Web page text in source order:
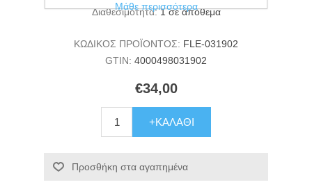
Διαθεσιμότητα: 1 σε απόθεμα
ΚΩΔΙΚΟΣ ΠΡΟΪΟΝΤΟΣ: FLE-031902
GTIN: 4000498031902
€34,00
+ΚΑΛΆΘΙ
Προσθήκη στα αγαπημένα
Μάθε περισσότερα